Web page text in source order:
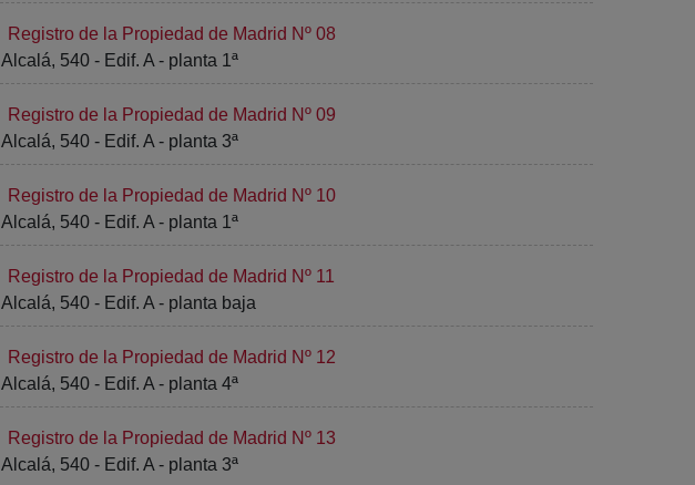
Registro de la Propiedad de Madrid Nº 08
Alcalá, 540 - Edif. A - planta 1ª
Registro de la Propiedad de Madrid Nº 09
Alcalá, 540 - Edif. A - planta 3ª
Registro de la Propiedad de Madrid Nº 10
Alcalá, 540 - Edif. A - planta 1ª
Registro de la Propiedad de Madrid Nº 11
Alcalá, 540 - Edif. A - planta baja
Registro de la Propiedad de Madrid Nº 12
Alcalá, 540 - Edif. A - planta 4ª
Registro de la Propiedad de Madrid Nº 13
Alcalá, 540 - Edif. A - planta 3ª